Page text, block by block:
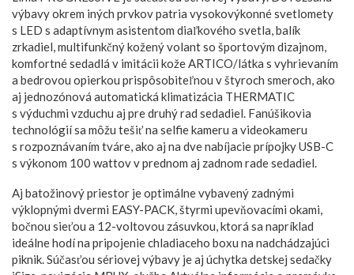
výbavy okrem iných prvkov patria vysokovýkonné svetlomety
s LED s adaptívnym asistentom diaľkového svetla, balík
zrkadiel, multifunkčný kožený volant so športovým dizajnom,
komfortné sedadlá v imitácii kože ARTICO/látka s vyhrievaním
a bedrovou opierkou prispôsobiteľnou v štyroch smeroch, ako
aj jednozónová automatická klimatizácia THERMATIC
s výduchmi vzduchu aj pre druhý rad sedadiel. Fanúšikovia
technológií sa môžu tešiť na selfie kameru a videokameru
s rozpoznávaním tváre, ako aj na dve nabíjacie prípojky USB-C
s výkonom 100 wattov v prednom aj zadnom rade sedadiel.
Aj batožinový priestor je optimálne vybavený zadnými
výklopnými dvermi EASY-PACK, štyrmi upevňovacími okami,
bočnou sieťou a 12-voltovou zásuvkou, ktorá sa napríklad
ideálne hodí na pripojenie chladiaceho boxu na nadchádzajúci
piknik. Súčasťou sériovej výbavy je aj úchytka detskej sedačky